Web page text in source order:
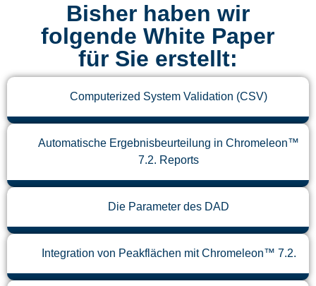
Bisher haben wir
folgende White Paper
für Sie erstellt:
Computerized System Validation (CSV)
Automatische Ergebnisbeurteilung in Chromeleon™
7.2. Reports
Die Parameter des DAD
Integration von Peakflächen mit Chromeleon™ 7.2.